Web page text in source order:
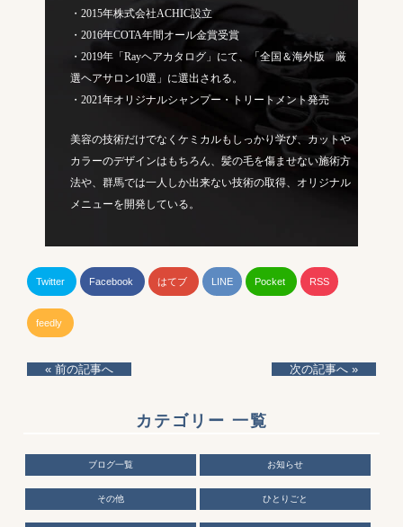
・2015年株式会社ACHIC設立
・2016年COTA年間オール金賞受賞
・2019年「Rayヘアカタログ」にて、「全国＆海外版 厳
選ヘアサロン10選」に選出される。
・2021年オリジナルシャンプー・トリートメント発売
美容の技術だけでなくケミカルもしっかり学び、カットや
カラーのデザインはもちろん、髪の毛を傷ませない施術方
法や、群馬では一人しか出来ない技術の取得、オリジナル
メニューを開発している。
Twitter Facebook はてブ LINE Pocket RSS
feedly
« 前の記事へ 次の記事へ »
カテゴリー 一覧
ブログ一覧 お知らせ
その他 ひとりごと